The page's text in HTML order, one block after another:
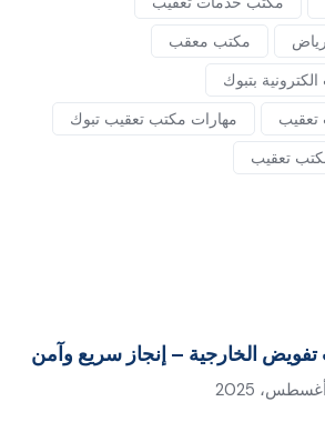
مكتب معقب
بتبوك
مهارات مكتب تعقيب تبوك
تعقيب
الخارجية – إنجاز سريع وآمن